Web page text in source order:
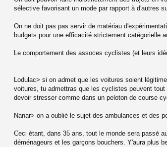
sélective favorisant un mode par rapport à d'autres
On ne doit pas pas servir de matériau
budgets pour une efficacité strictement catégorielle
Le comportement des assoces cyclistes (et leurs
Lodulac> si on admet que les voitures soient
voitures, tu admettras que les cyclistes peuvent
devoir stresser comme dans un peloton de course
Nanar> on a oublié le sujet des ambulances et des
Ceci étant, dans 35 ans, tout le monde sera passé
déménageurs et les garçons bouchers. Y'aura plus